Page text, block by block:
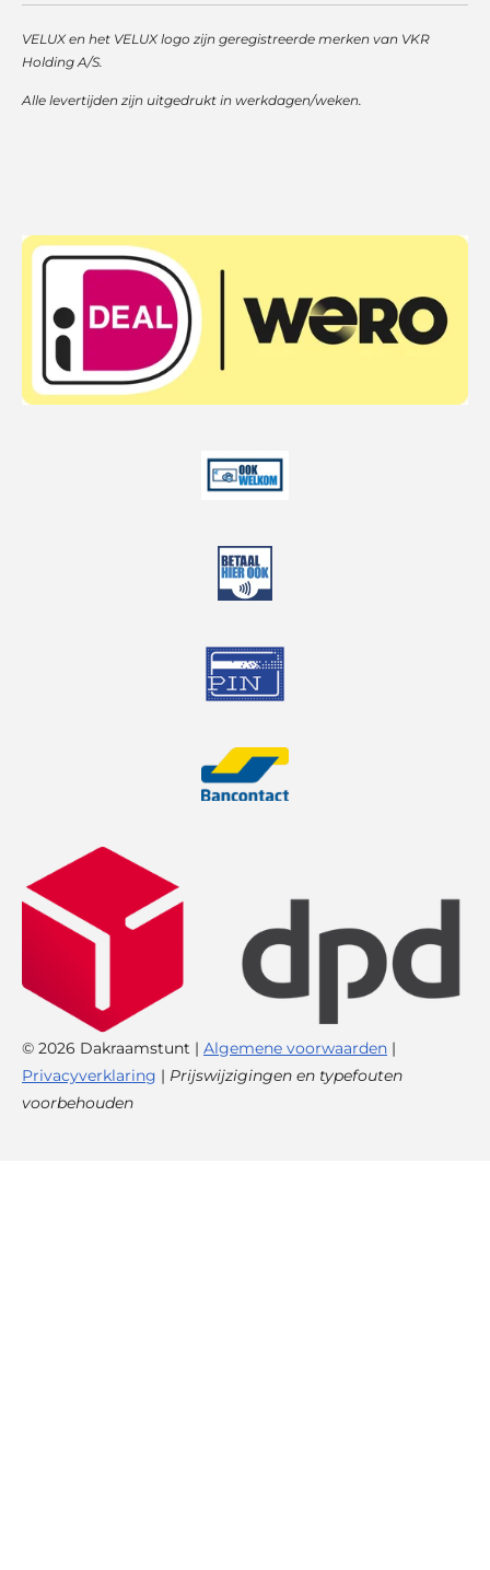
VELUX en het VELUX logo zijn geregistreerde merken van VKR
Holding A/S.
Alle levertijden zijn uitgedrukt in werkdagen/weken.
© 2026 Dakraamstunt | Algemene voorwaarden |
Privacyverklaring | Prijswijzigingen en typefouten
voorbehouden